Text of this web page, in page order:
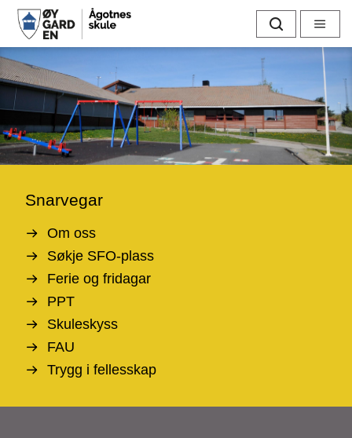
Å
g
o
t
n
s
k
l
Søk Meny
Snarvegar
Om oss
Søkje SFO-plass
Ferie og fridagar
PPT
Skuleskyss
FAU
Trygg i fellesskap